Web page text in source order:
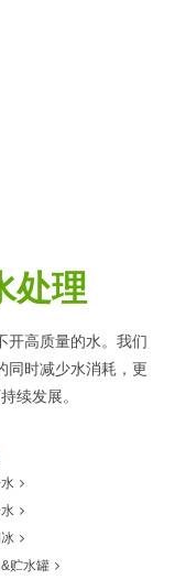
处理
开高质量的水。我们
同时减少水消耗，更
续发展。
贮水罐